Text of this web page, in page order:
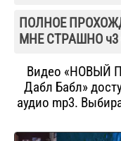
ПОЛНОЕ
МНЕ СТРАШНО ч3
Видео «НОВЫЙ
Дабл Бабл»
аудио mp3.